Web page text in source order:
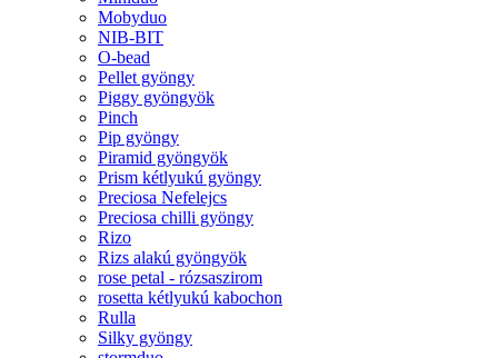
Mobyduo
NIB-BIT
O-bead
Pellet gyöngy
Piggy gyöngyök
Pinch
Pip gyöngy
Piramid gyöngyök
Prism kétlyukú gyöngy
Preciosa Nefelejcs
Preciosa chilli gyöngy
Rizo
Rizs alakú gyöngyök
rose petal - rózsaszirom
rosetta kétlyukú kabochon
Rulla
Silky gyöngy